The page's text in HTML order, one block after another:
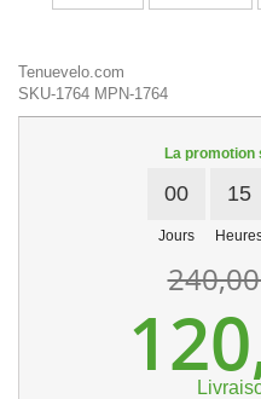
Tenuevelo.com
SKU-1764 MPN-1764
La promotion
00
Jours
15